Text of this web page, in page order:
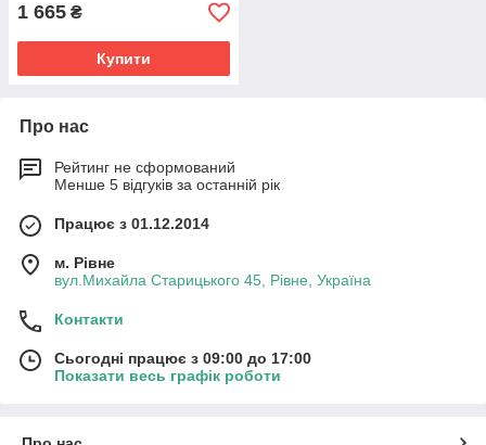
1 665 ₴
Купити
Про нас
Рейтинг не сформований
Менше 5 відгуків за останній рік
Працює з 01.12.2014
м. Рівне
вул.Михайла Старицького 45, Рівне, Україна
Контакти
Сьогодні працює з 09:00 до 17:00
Показати весь графік роботи